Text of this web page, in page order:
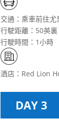
交通：乘車前往尤
行駛距離：50英裏
行駛時間：1小時
酒店：Red Lion
DAY 3